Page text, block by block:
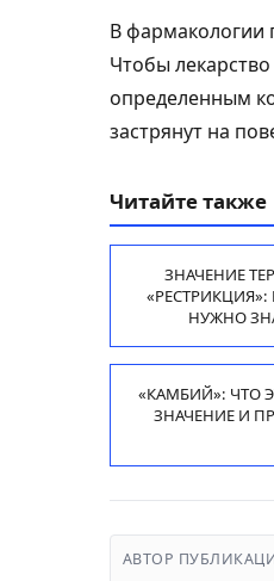
В фармакологии
Чтобы
определенным
застрянут на
Читайте также
ЗНАЧЕНИЕ
«РЕСТРИКЦИЯ»:
НУЖНО
«КАМБИЙ»: ЧТО
ЗНАЧЕНИЕ И
АВТОР